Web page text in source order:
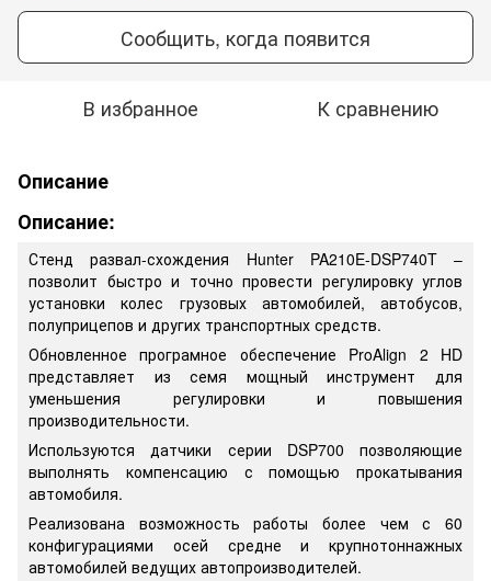
Сообщить, когда появится
В избранное К сравнению
Описание
Описание:
Стенд развал-схождения Hunter PA210E-DSP740T –
позволит быстро и точно провести регулировку углов
установки колес грузовых автомобилей, автобусов,
полуприцепов и других транспортных средств.
Обновленное програмное обеспечение ProAlign 2 HD
представляет из семя мощный инструмент для
уменьшения регулировки и повышения
производительности.
Используются датчики серии DSP700 позволяющие
выполнять компенсацию с помощью прокатывания
автомобиля.
Реализована возможность работы более чем с 60
конфигурациями осей средне и крупнотоннажных
автомобилей ведущих автопроизводителей.